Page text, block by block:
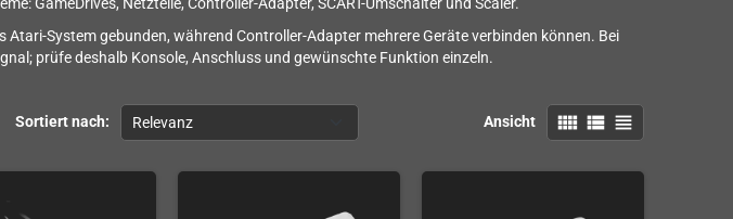
GameDrives, Netzteile, Controller-Adapter, SCART-Umschalter und Scaler.
Atari-System gebunden, während Controller-Adapter mehrere Geräte verbinden können. Bei
prüfe deshalb Konsole, Anschluss und gewünschte Funktion einzeln.
Sortiert nach: Relevanz Ansicht view_comfy view_list view_headline